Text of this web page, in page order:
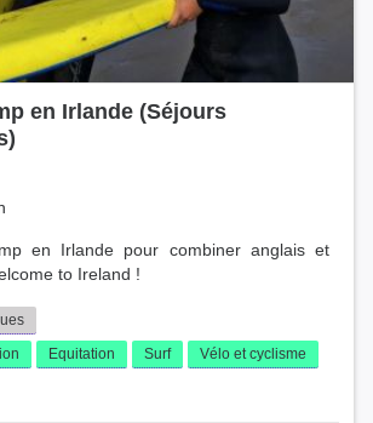
en Irlande (Séjours
en Irlande pour combiner anglais et
to Ireland !
Equitation Surf
Vélo et cyclisme